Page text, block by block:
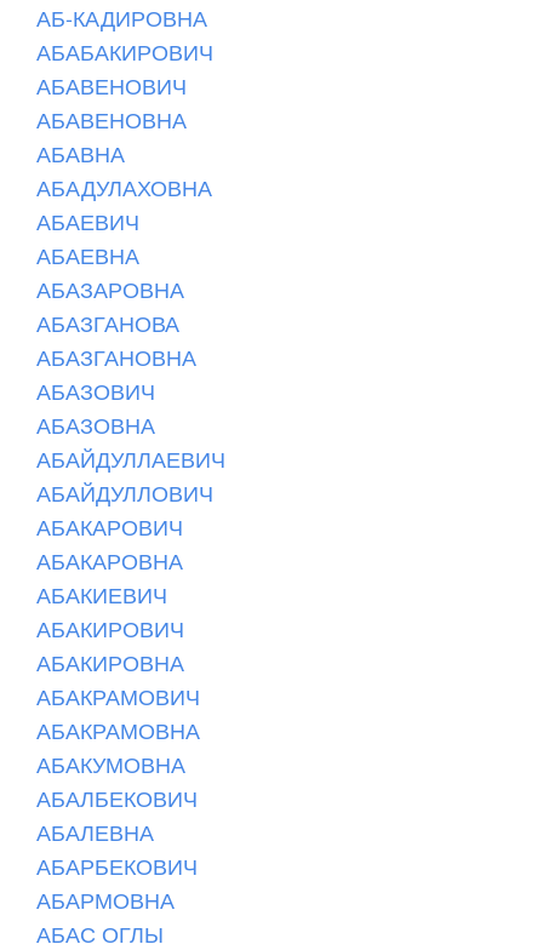
АБ-КАДИРОВНА
АБАБАКИРОВИЧ
АБАВЕНОВИЧ
АБАВЕНОВНА
АБАВНА
АБАДУЛАХОВНА
АБАЕВИЧ
АБАЕВНА
АБАЗАРОВНА
АБАЗГАНОВА
АБАЗГАНОВНА
АБАЗОВИЧ
АБАЗОВНА
АБАЙДУЛЛАЕВИЧ
АБАЙДУЛЛОВИЧ
АБАКАРОВИЧ
АБАКАРОВНА
АБАКИЕВИЧ
АБАКИРОВИЧ
АБАКИРОВНА
АБАКРАМОВИЧ
АБАКРАМОВНА
АБАКУМОВНА
АБАЛБЕКОВИЧ
АБАЛЕВНА
АБАРБЕКОВИЧ
АБАРМОВНА
АБАС ОГЛЫ